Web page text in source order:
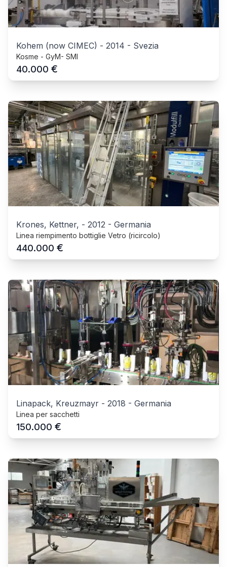
Kohem (now CIMEC) - 2014 - Svezia
Kosme - GyM- SMI
40.000 €
Krones, Kettner, - 2012 - Germania
Linea riempimento bottiglie Vetro (ricircolo)
440.000 €
Linapack, Kreuzmayr - 2018 - Germania
Linea per sacchetti
150.000 €